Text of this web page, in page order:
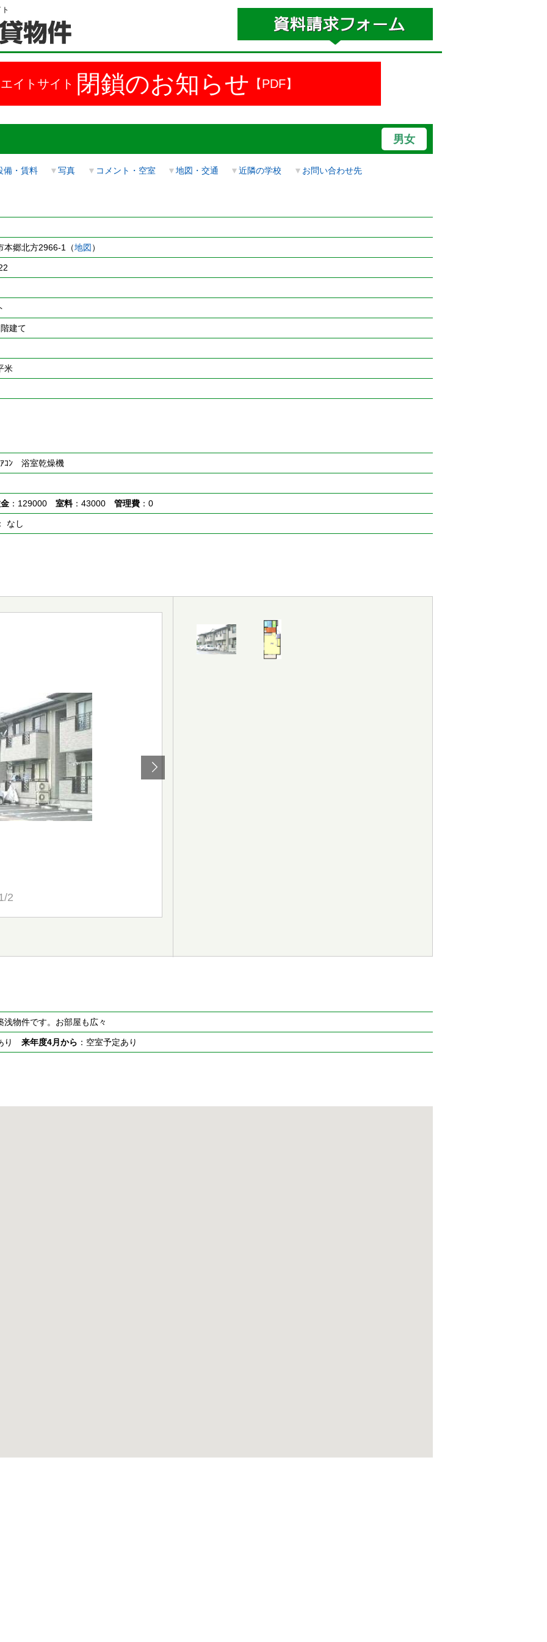
イトサイト 閉鎖のお知らせ 【PDF】
男女
備・賃料 ▼写真 ▼ コメント・空室 ▼地図・交通 ▼近隣の学校 ▼ お問い合わせ先
本郷北方2966-1（地図）
建て
米
ｺﾝ 浴室乾燥機
：129000 室料：43000 管理費：0
なし
2
浅物件です。お部屋も広々
り 来年度4月から ：空室予定あり